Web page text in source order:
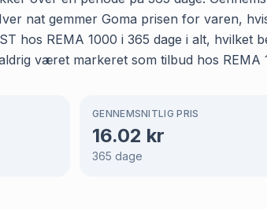
nat gemmer Goma prisen for varen,
hos REMA 1000 i 365 dage i alt,
været markeret som tilbud hos REMA
GENNEMSNITLIG PRIS
16.02 kr
365 dage